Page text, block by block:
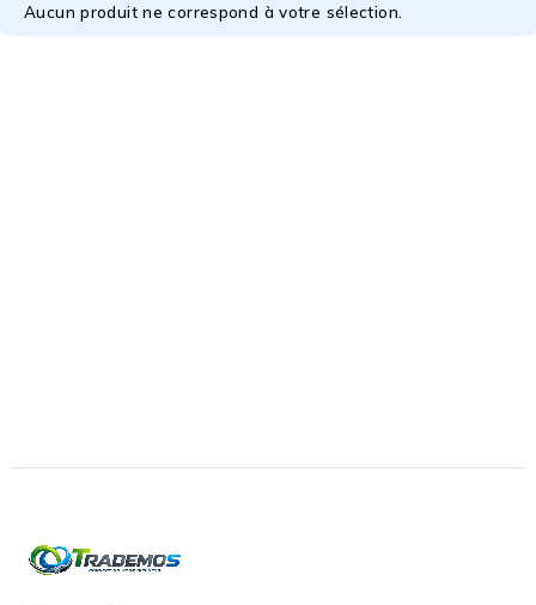
Aucun produit ne correspond à votre sélection.